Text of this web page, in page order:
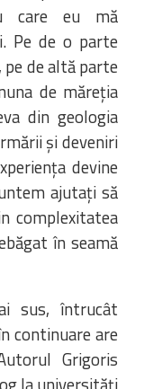
care eu mă
Pe de o parte
de altă parte
de măreția
din geologia
și deveniri
devine
ajutați să
complexitatea
în seamă
sus, întrucât
continuare are
Grigoris